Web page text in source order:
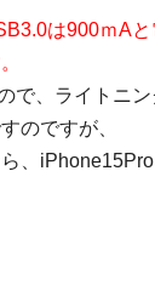
は900ｍA
で、ライトニン
のですが、
、